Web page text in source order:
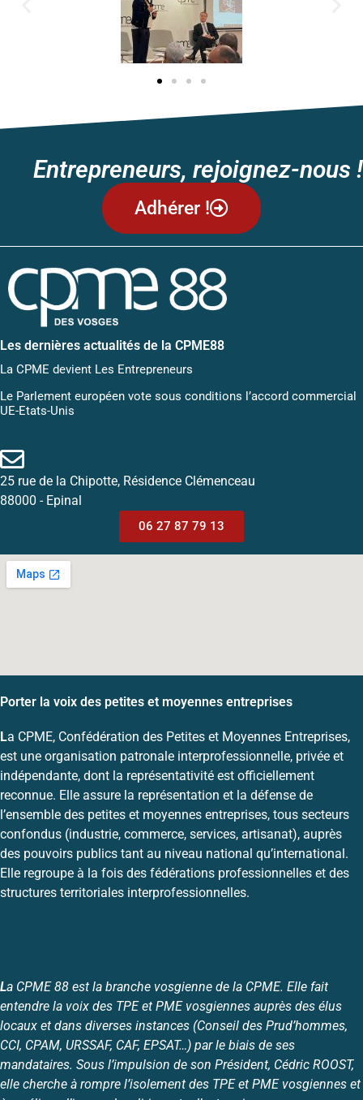
Entrepreneurs, rejoignez-nous !
Adhérer !
Les dernières actualités de la CPME88
La CPME devient Les Entrepreneurs
Le Parlement européen vote sous conditions l’accord commercial
UE-Etats-Unis
25 rue de la Chipotte, Résidence Clémenceau
88000 - Epinal
06 27 87 79 13
Porter la voix des petites et moyennes entreprises
La CPME, Confédération des Petites et Moyennes Entreprises,
est une organisation patronale interprofessionnelle, privée et
indépendante, dont la représentativité est officiellement
reconnue. Elle assure la représentation et la défense de
l’ensemble des petites et moyennes entreprises, tous secteurs
confondus (industrie, commerce, services, artisanat), auprès
des pouvoirs publics tant au niveau national qu’international.
Elle regroupe à la fois des fédérations professionnelles et des
structures territoriales interprofessionnelles.
La CPME 88 est la branche vosgienne de la CPME. Elle fait
entendre la voix des TPE et PME vosgiennes auprès des élus
locaux et dans diverses instances (Conseil des Prud’hommes,
CCI, CPAM, URSSAF, CAF, EPSAT…) par le biais de ses
mandataires. Sous l’impulsion de son Président, Cédric ROOST,
elle cherche à rompre l’isolement des TPE et PME vosgiennes et